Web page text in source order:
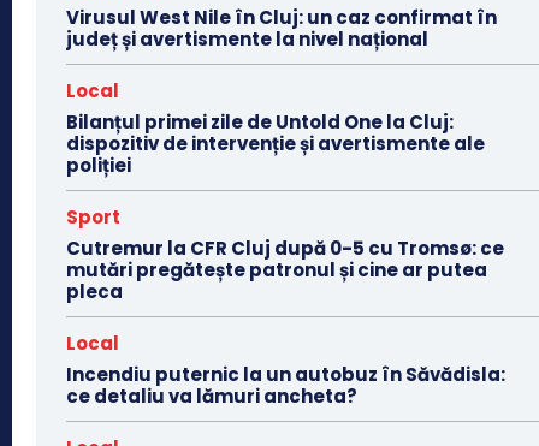
Virusul West Nile în Cluj: un caz confirmat în
județ și avertismente la nivel național
Local
Bilanțul primei zile de Untold One la Cluj:
dispozitiv de intervenție și avertismente ale
poliției
Sport
Cutremur la CFR Cluj după 0-5 cu Tromsø: ce
mutări pregătește patronul și cine ar putea
pleca
Local
Incendiu puternic la un autobuz în Săvădisla:
ce detaliu va lămuri ancheta?